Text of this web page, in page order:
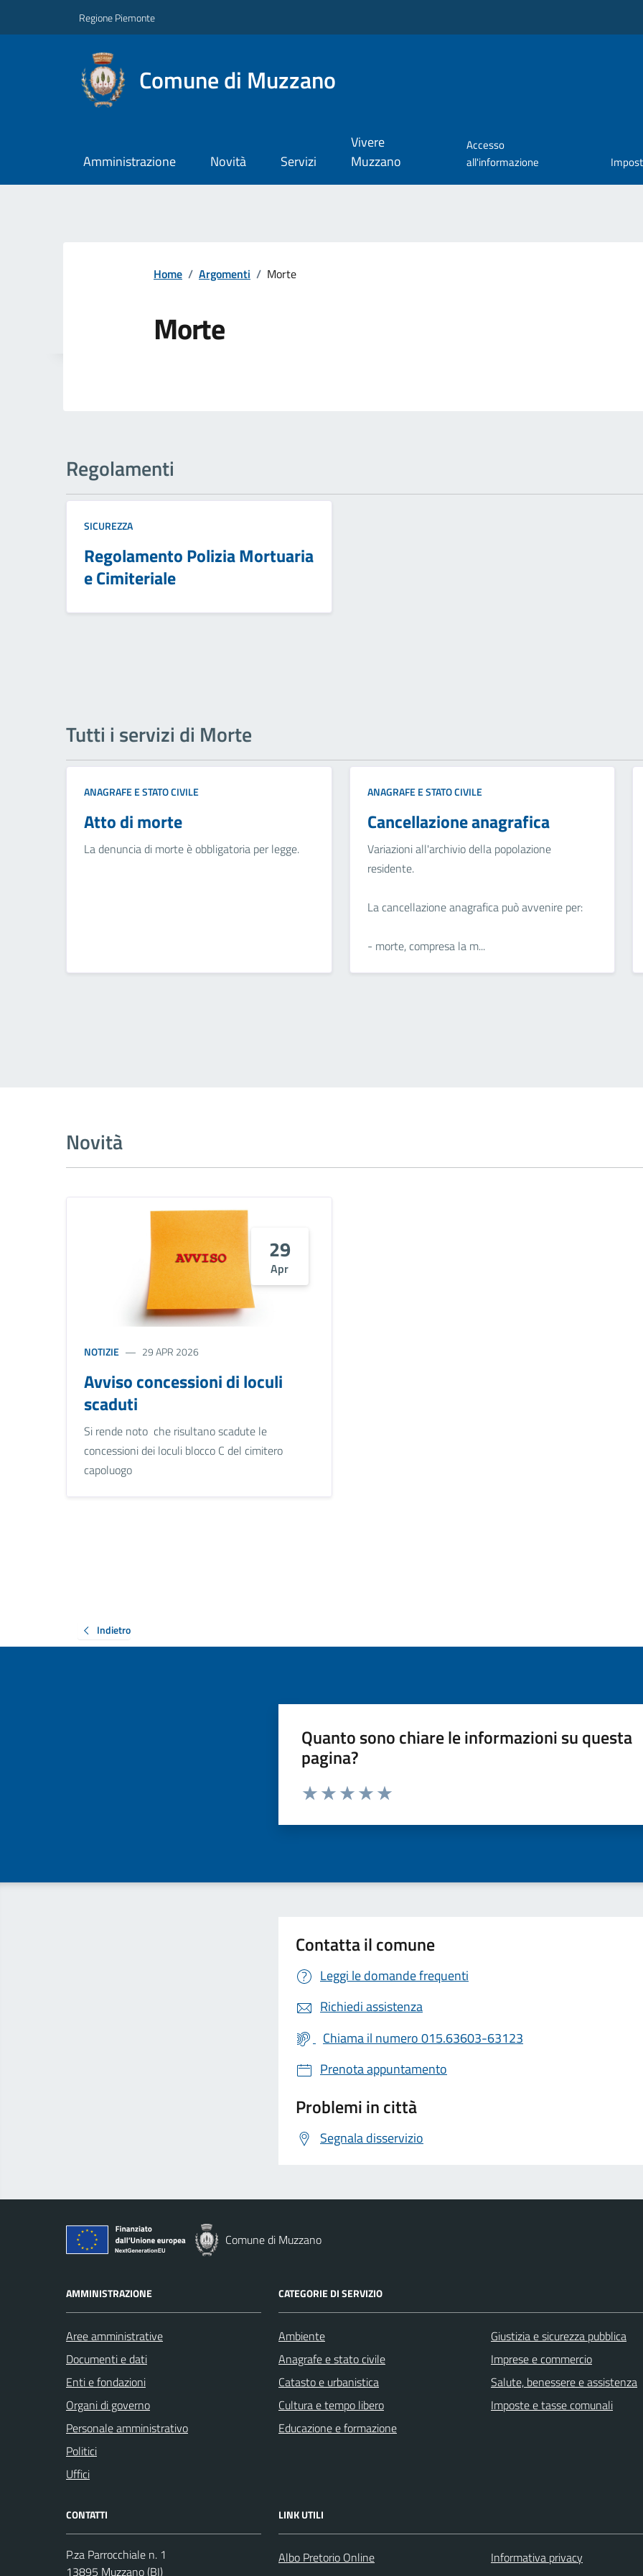
Regione Piemonte
Comune di Muzzano
Amministrazione Novità Servizi
Vivere
Muzzano
Accesso
all'informazione
Home / Argomenti / Morte
Morte
Regolamenti
SICUREZZA
Regolamento Polizia Mortuaria
e Cimiteriale
Tutti i servizi di Morte
ANAGRAFE E STATO CIVILE
Atto di morte
La denuncia di morte è obbligatoria per legge.
ANAGRAFE E STATO CIVILE
Cancellazione anagrafica
Variazioni all'archivio della popolazione
residente.
La cancellazione anagrafica può avvenire per:
- morte, compresa la m...
Novità
29
Apr
NOTIZIE 29 APR 2026
Avviso concessioni di loculi
scaduti
Si rende noto che risultano scadute le
concessioni dei loculi blocco C del cimitero
capoluogo
Indietro
Quanto sono chiare le informazioni su questa
pagina?
Valuta da 1 a 5 stelle la pagina
Contatta il comune
Leggi le domande frequenti
Richiedi assistenza
Chiama il numero 015.63603-63123
Prenota appuntamento
Problemi in città
Segnala disservizio
Comune di Muzzano
AMMINISTRAZIONE
Aree amministrative
Documenti e dati
Enti e fondazioni
Organi di governo
Personale amministrativo
Politici
Uffici
CATEGORIE DI SERVIZIO
Ambiente
Anagrafe e stato civile
Catasto e urbanistica
Cultura e tempo libero
Educazione e formazione
Giustizia e sicurezza pubblica
Imprese e commercio
Salute, benessere e assistenza
Imposte e tasse comunali
CONTATTI
P.za Parrocchiale n. 1
13895 Muzzano (BI)
LINK UTILI
Albo Pretorio Online
Informativa privacy